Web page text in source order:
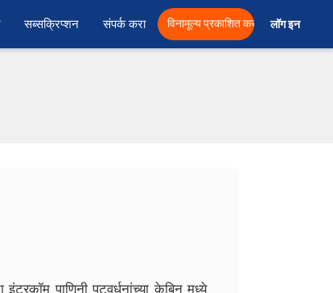
सब्सक्रिप्शन संपर्क करा विनामूल्य प्रकाशित करा लॉग इन